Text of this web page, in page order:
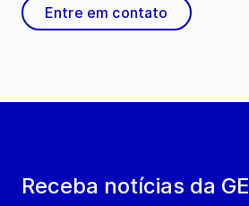
Receba notícias da
Entre em contato